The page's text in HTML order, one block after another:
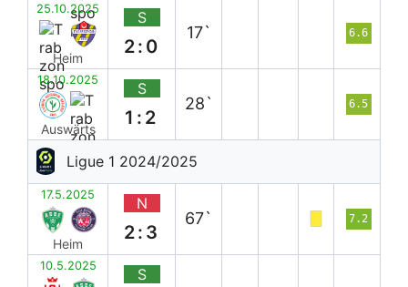
25.10.2025
Heim
S
2:0
17` 6.6
18.10.2025
Auswärts
S
1:2
28` 6.5
Ligue 1 2024/2025
17.5.2025
Heim
N
2:3
67` 7.2
10.5.2025 S